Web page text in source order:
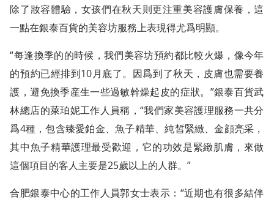
除了妝容體驗，女孩們在秋天則更注重美容護膚保養，這
一點在銀泰百貨的美容坊服務上表現得尤爲明顯。
“每逢換季的的時候，我們美容坊預約都比較火爆，像今年
的預約已經排到10月底了。因爲到了秋天，皮膚也需要養
護，避免換季産生一些過敏幹燥起皮的症狀。”銀泰百貨武
林總店的萊珀妮工作人員稱，“我們家美容護理服務一共分
爲4種，包含臻愛鉑金、魚子精華、純皙緊緻、金顔亮采，
其中魚子精華護理最受歡迎，它的功效是緊緻肌膚，來做
這個項目的客人主要是25歲以上的人群。”
合肥銀泰中心的工作人員郭女士表示：“近期也有很多結伴